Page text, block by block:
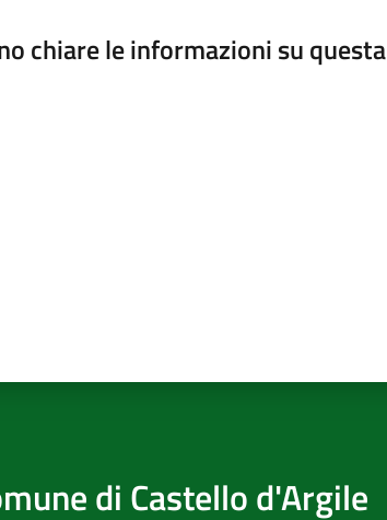
chiare le informazioni su questa
di Castello d'Argile